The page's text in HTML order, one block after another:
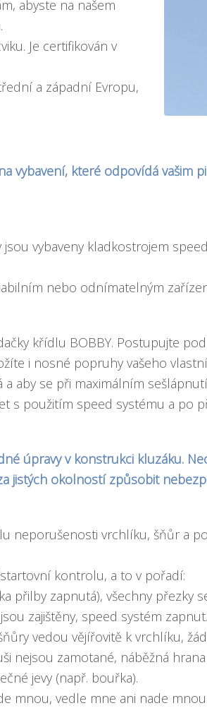
abyste na našem
Je certifikován v
a západní Evropu,
vybavení, které odpovídá vašim
vybaveny kladkostrojem
nebo odnímatelným
křídlu BOBBY. Postupujte
i nosné popruhy vašeho
aby se při maximálním
s použitím speed systému a po
úpravy v konstrukci kluzáku.
jistých okolností způsobit
neporušenosti vrchlíku, šňůr a
kontrolu, a to v pořadí:
přilby zapnutá), všechny přezky
zajištěny, speed systém zapnut.
vedou vějířovitě k vrchlíku,
nejsou zamotané, náběžná
jevy (např. bouřka).
mnou, vedle mne ani nade